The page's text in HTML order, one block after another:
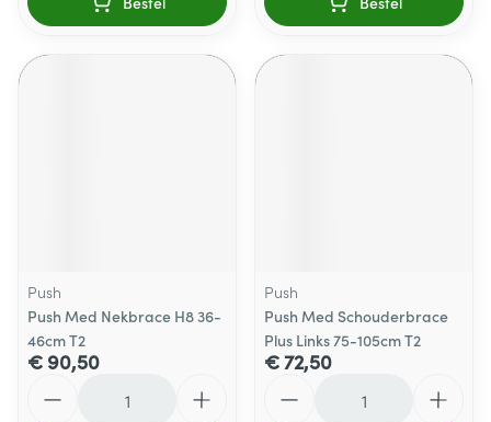
Push
Push Med Nekbrace H8 36-
46cm T2
€ 90,50
Push
Push Med Schouderbrace
Plus Links 75-105cm T2
€ 72,50